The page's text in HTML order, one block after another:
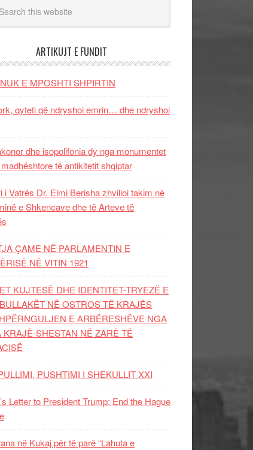
ARTIKUJT E FUNDIT
E MPOSHTI SHPIRTIN
qyteti që ndryshoi emrin… dhe ndryshoi
dhe isopolifonia dy nga monumentet
të antikitetit shqiptar
i Vatrës Dr. Elmi Berisha zhvilloi takim në
e Shkencave dhe të Arteve të
ÇAME NË PARLAMENTIN E
NË VITIN 1921
KUJTESË DHE IDENTITET-TRYEZË E
NË OSTROS TË KRAJËS
E ARBËRESHËVE NGA
KRAJË-SHESTAN NË ZARË TË
PUSHTIMI I SHEKULLIT XXI
Letter to President Trump: End the Hague
në Kukaj për të parë “Lahuta e